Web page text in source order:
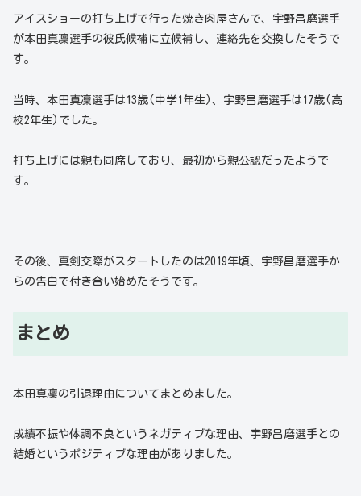
アイスショーの打ち上げで行った焼き肉屋さんで、宇野昌磨選手
が本田真凜選手の彼氏候補に立候補し、連絡先を交換したそうで
す。
当時、本田真凜選手は13歳(中学1年生)、宇野昌磨選手は17歳(高
校2年生)でした。
打ち上げには親も同席しており、最初から親公認だったようで
す。
その後、 真剣交際がスタートしたのは2019年頃、宇野昌磨選手か
らの告白で付き合い始めたそうです。
まとめ
本田真凜の引退理由についてまとめました。
成績不振や体調不良というネガティブな理由、宇野昌磨選手との
結婚というポジティブな理由がありました。